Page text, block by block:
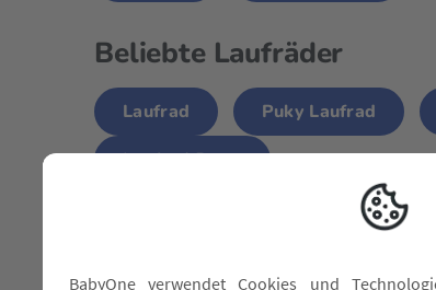
Beliebte Laufräder
Laufrad Puky Laufrad
Laufrad Retro
Laufrad